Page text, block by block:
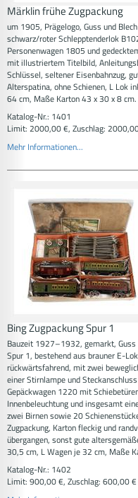
Märklin frühe Zugpackung
um 1905, Prägelogo, Guss und
schwarz/roter Schlepptenderlok
Personenwagen 1805 und
mit illustriertem Titelbild,
Schlüssel, seltener Eisenbahnzug,
Alterspatina, ohne Schienen, L Lok
64 cm, Maße Karton 43 x 30 x 8 cm.
Katalog-Nr.: 1401
Limit: 2000,00 €, Zuschlag:
Mehr Informationen...
Bing Zugpackung Spur 1
Bauzeit 1927–1932, gemarkt,
Spur 1, bestehend aus brauner E-
rückwärtsfahrend, mit zwei
einer Stirnlampe und
Gepäckwagen 1220 mit
Innenbeleuchtung und insgesamt
zwei Birnen sowie 20
Zugpackung, Karton fleckig und
übergangen, sonst gute
30,5 cm, L Wagen je 32 cm, Maße
Katalog-Nr.: 1402
Limit: 900,00 €, Zuschlag: 600,00 €